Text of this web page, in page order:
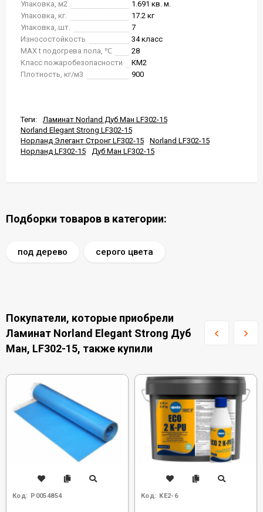
Упаковка, м2
1.691 кв. м.
Упаковка, кг.
17.2 кг
Упаковка, шт.
7
Износостойкость
34 класс
MAX t подогрева пола, ℃
28
Класс пожаробезопасности
КМ2
Плотность, кг/м3
900
Теги:
Ламинат Norland Дуб Ман LF302-15
Norland Elegant Strong LF302-15
Норланд Элегант Стронг LF302-15
Norland LF302-15
Норланд LF302-15
Дуб Ман LF302-15
Подборки товаров в категории:
под дерево серого цвета
Покупатели, которые приобрели
Ламинат Norland Elegant Strong Дуб
Ман, LF302-15, также купили
Код: Р0054854 Код: KE2-6